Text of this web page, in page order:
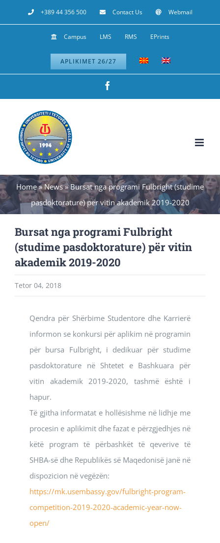
to
+389 44 356 500 Contact Us Webmail
Campus LMS RMS EPrints
APLIKIMET 26/27
Home»News»Bursat nga programi Fulbright (studime
pasdoktorature) për vitin akademik 2019-2020
Bursat nga programi Fulbright
(studime pasdoktorature) për vitin
akademik 2019-2020
Tetor 04, 2018
Qendra për Shërbime Studentore dhe Karrierë
informon se konkursi për aplikim në programin
për bursa Fulbright, i dedikuar për studime
pasdoktorature në Shtetet e Bashkuara për
vitin akademik 2019-2020, tashmë është i
hapur.
Të gjitha informatat e hollësishme në lidhje me
procesin e aplikimit dhe fazat e përzgjedhjes në
këtë program të përbashkët të qeverive të
SHBA-së dhe Republikës së Maqedonisë janë në
dispozicion në vegëzën:
https://mk.usembassy.gov/fulbright-program-
competition-2019-2020-academic-year-now-
open/